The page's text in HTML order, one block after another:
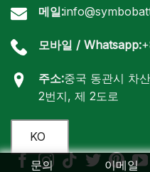
메일:
모바일 / Whatsapp:
주소:중국 동관시 차
2번지, 제 2도로
KO
문의
이메일